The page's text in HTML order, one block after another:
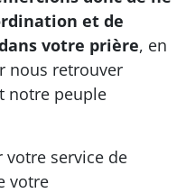
et de
votre prière, en
nous retrouver
notre peuple
votre service de
votre